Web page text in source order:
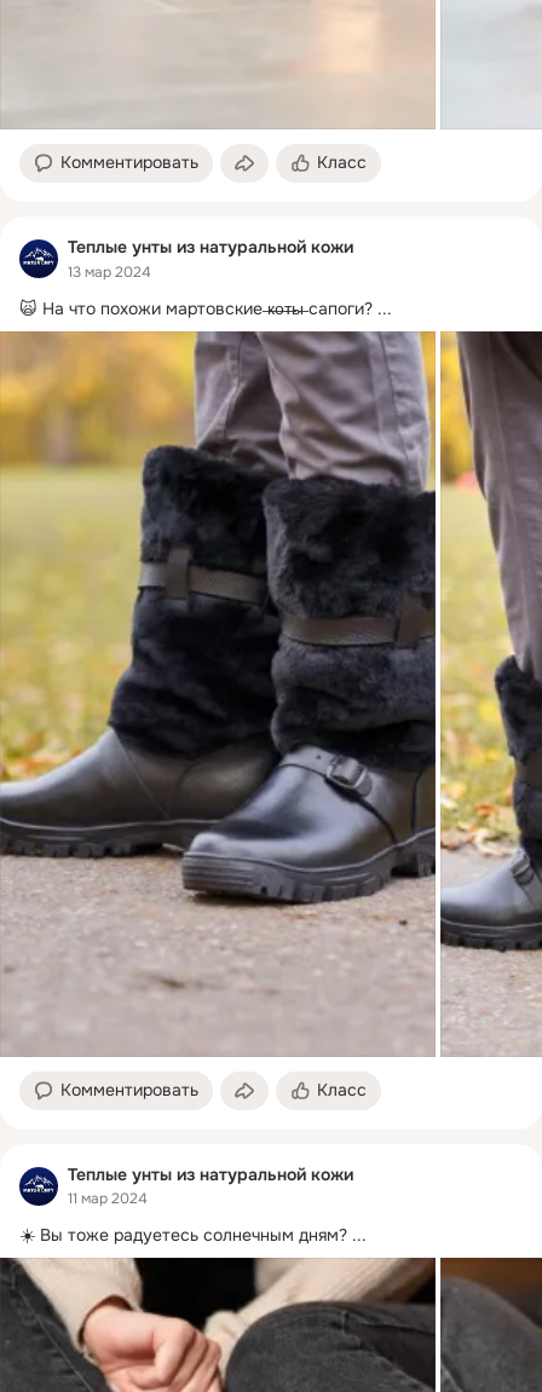
Комментировать Класс
Теплые унты из натуральной кожи
13 мар 2024
🙀 На что похожи мартовские ̶к̶о̶т̶ы̶ сапоги? ...
Комментировать Класс
Теплые унты из натуральной кожи
11 мар 2024
☀️ Вы тоже радуетесь солнечным дням? ...